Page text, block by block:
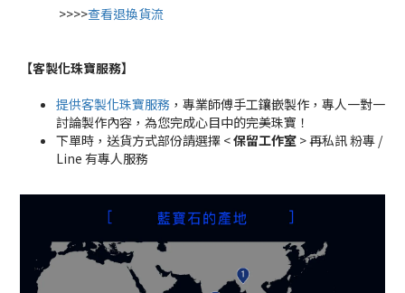
>>>>查看退換貨流
【客製化珠寶服務】
提供客製化珠寶服務 ，專業師傅手工鑲嵌製作，專人一對一
討論製作內容，為您完成心目中的完美珠寶！
下單時，送貨方式部份請選擇 <保留工作室 > 再私訊 粉專 /
Line 有專人服務